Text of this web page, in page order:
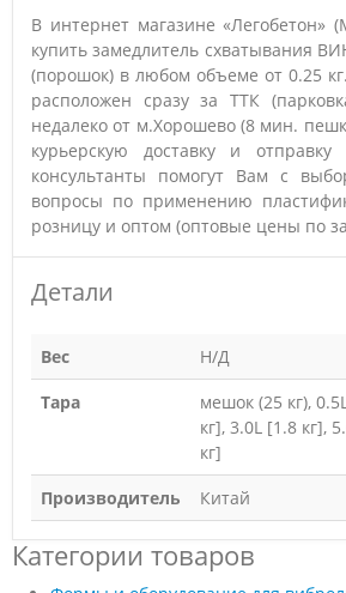
В интернет магазине «Легобетон»
купить замедлитель схватывания
(порошок) в любом объеме от 0.25
расположен сразу за ТТК
недалеко от м.Хорошево (8 мин.
курьерскую доставку и
консультанты помогут Вам с
вопросы по применению
розницу и оптом (оптовые цены по
Детали
Вес
Н/Д
Тара
мешок (25 кг),
кг], 3.0L [1.8 кг],
кг]
Производитель
Китай
Категории товаров